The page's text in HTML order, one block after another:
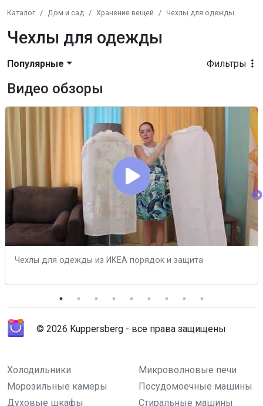
Каталог Дом и сад Хранение вещей Чехлы для одежды
Чехлы для одежды
Фильтры
Популярные
Видео обзоры
Чехлы для одежды из ИКЕА порядок и защита
© 2026 Kuppersberg - все права защищены
Холодильники
Микроволновые печи
Морозильные камеры
Посудомоечные машины
Духовые шкафы
Стиральные машины